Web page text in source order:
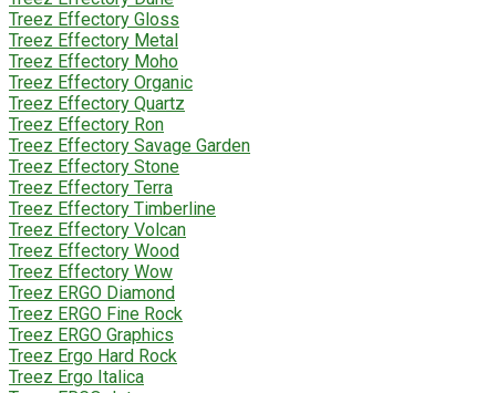
Treez Effectory Gloss
Treez Effectory Metal
Treez Effectory Moho
Treez Effectory Organic
Treez Effectory Quartz
Treez Effectory Ron
Treez Effectory Savage Garden
Treez Effectory Stone
Treez Effectory Terra
Treez Effectory Timberline
Treez Effectory Volcan
Treez Effectory Wood
Treez Effectory Wow
Treez ERGO Diamond
Treez ERGO Fine Rock
Treez ERGO Graphics
Treez Ergo Hard Rock
Treez Ergo Italica